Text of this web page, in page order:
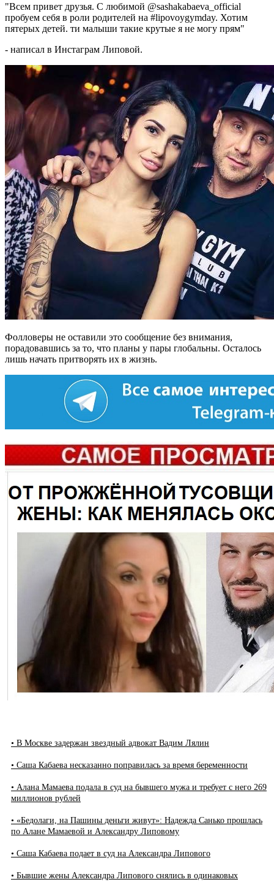
"Всем привет друзья. С любимой @sashakabaeva_official
пробуем себя в роли родителей на #lipovoygymday. Хотим
пятерых детей. ти малыши такие крутые я не могу прям"
- написал в Инстаграм Липовой.
Фолловеры не оставили это сообщение без внимания,
порадовавшись за то, что планы у пары глобальны. Осталось
лишь начать притворять их в жизнь.
• В Москве задержан звездный адвокат Вадим Лялин
• Саша Кабаева несказанно поправилась за время беременности
• Алана Мамаева подала в суд на бывшего мужа и требует с него 269
миллионов рублей
• «Бедолаги, на Пашины деньги живут»: Надежда Санько прошлась
по Алане Мамаевой и Александру Липовому
• Саша Кабаева подает в суд на Александра Липового
• Бывшие жены Александра Липового снялись в одинаковых